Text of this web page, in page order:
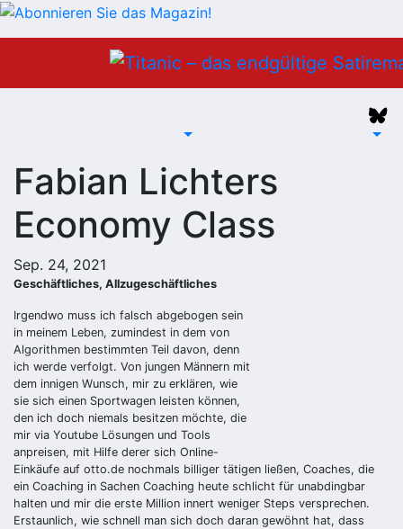
Fabian Lichters
Economy Class
Sep. 24, 2021
Geschäftliches, Allzugeschäftliches
Irgendwo muss ich falsch abgebogen sein
in meinem Leben, zumindest in dem von
Algorithmen bestimmten Teil davon, denn
ich werde verfolgt. Von jungen Männern mit
dem innigen Wunsch, mir zu erklären, wie
sie sich einen Sportwagen leisten können,
den ich doch niemals besitzen möchte, die
mir via Youtube Lösungen und Tools
anpreisen, mit Hilfe derer sich Online-
Einkäufe auf otto.de nochmals billiger tätigen ließen, Coaches, die
ein Coaching in Sachen Coaching heute schlicht für unabdingbar
halten und mir die erste Million innert weniger Steps versprechen.
Erstaunlich, wie schnell man sich doch daran gewöhnt hat, dass